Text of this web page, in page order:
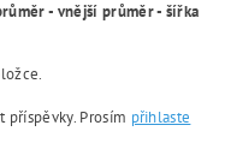
- vnější průměr - šířka
Prosím přihlaste